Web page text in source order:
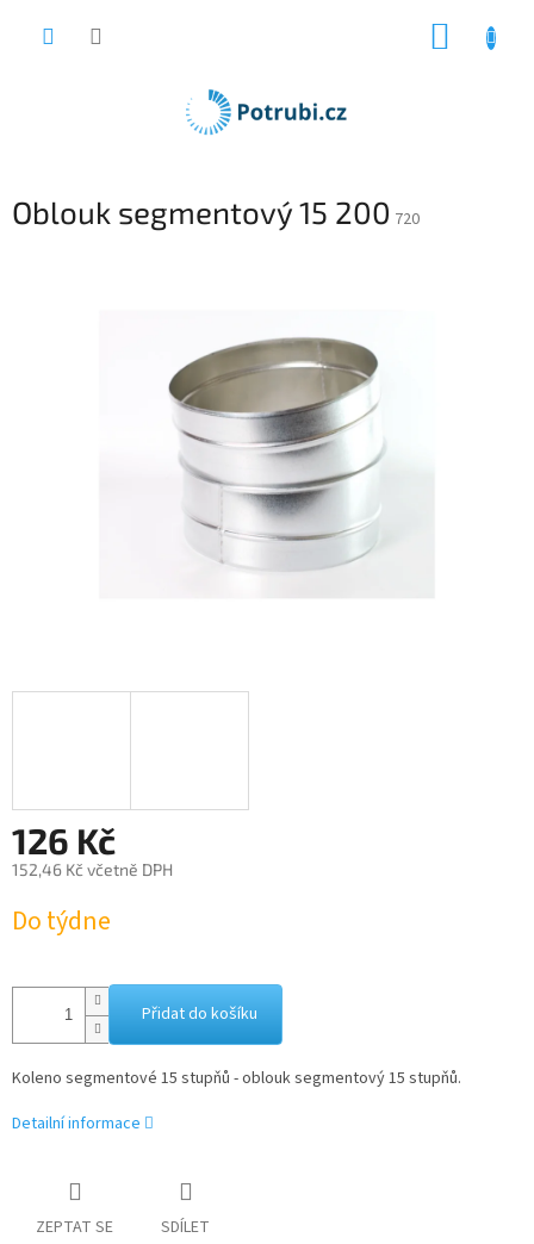
Oblouk segmentový 15 200 720
126 Kč
152,46 Kč včetně DPH
cena:
Do týdne
Přidat do košíku
Koleno segmentové 15 stupňů - oblouk segmentový 15 stupňů.
Detailní informace
ZEPTAT SE SDÍLET